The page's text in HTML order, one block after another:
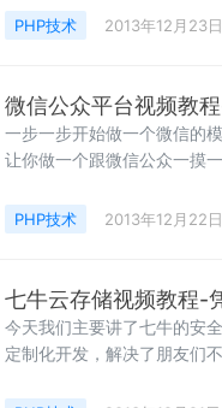
PHP技术 2013年12月23日
微信公众平台视频教
一步一步开始做一个微信的
让你做一个跟微信公众一摸
PHP技术 2013年12月22日
七牛云存储视频教程-
今天我们主要讲了七牛的安
定制化开发，解决了朋友们